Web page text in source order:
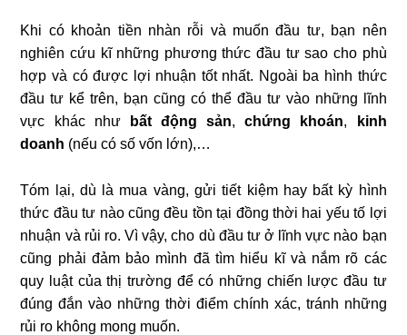
Khi có khoản tiền nhàn rỗi và muốn đầu tư, bạn nên
nghiên cứu kĩ những phương thức đầu tư sao cho phù
hợp và có được lợi nhuận tốt nhất. Ngoài ba hình thức
đầu tư kể trên, bạn cũng có thể đầu tư vào những lĩnh
vực khác như
bất động sản,chứng khoán,
kinh
doanh (nếu có số vốn lớn),…
Tóm lại, dù là mua vàng, gửi tiết kiệm hay bất kỳ hình
thức đầu tư nào cũng đều tồn tại đồng thời hai yếu tố lợi
nhuận và rủi ro. Vì vậy, cho dù đầu tư ở lĩnh vực nào bạn
cũng phải đảm bảo mình đã tìm hiểu kĩ và nắm rõ các
quy luật của thị trường để có những chiến lược đầu tư
đúng đắn vào những thời điểm chính xác, tránh những
rủi ro không mong muốn.